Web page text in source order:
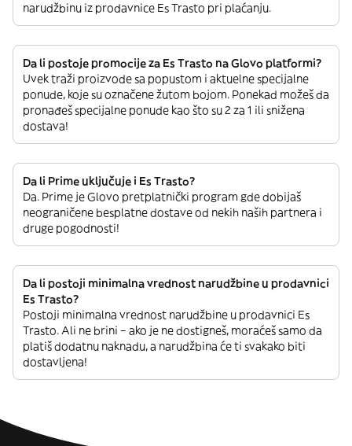
narudžbinu iz prodavnice Es Trasto pri plaćanju.
Da li postoje promocije za Es Trasto na Glovo platformi?
Uvek traži proizvode sa popustom i aktuelne specijalne
ponude, koje su označene žutom bojom. Ponekad možeš da
pronađeš specijalne ponude kao što su 2 za 1 ili snižena
dostava!
Da li Prime uključuje i Es Trasto?
Da. Prime je Glovo pretplatnički program gde dobijaš
neograničene besplatne dostave od nekih naših partnera i
druge pogodnosti!
Da li postoji minimalna vrednost narudžbine u prodavnici
Es Trasto?
Postoji minimalna vrednost narudžbine u prodavnici Es
Trasto. Ali ne brini – ako je ne dostigneš, moraćeš samo da
platiš dodatnu naknadu, a narudžbina će ti svakako biti
dostavljena!